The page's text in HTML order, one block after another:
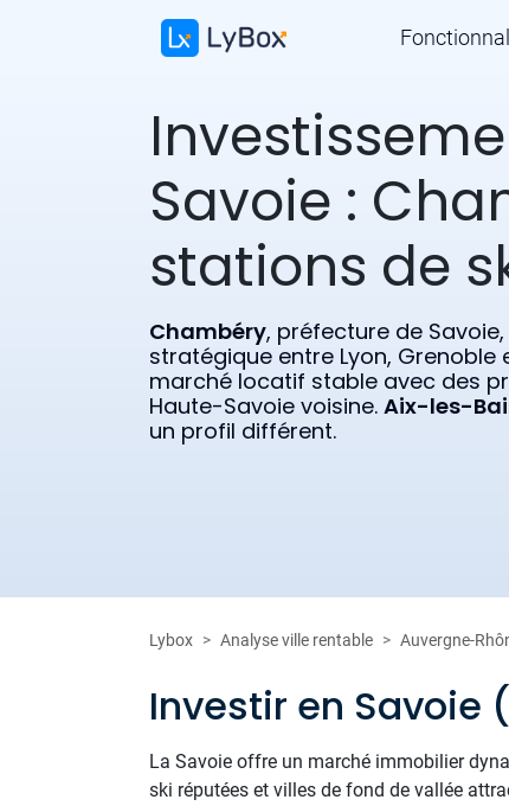
Savoie :
stations de
Chambéry, préfecture de
stratégique entre Lyon, Grenoble
marché locatif stable avec des
Haute-Savoie voisine. Aix-les-
un profil différent.
Lybox Analyse ville rentable Auvergne-
Investir en Savoie
La Savoie offre un marché immobilier
ski réputées et villes de fond de vallée